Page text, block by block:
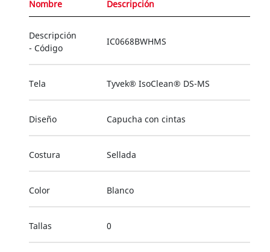
Nombre Descripción
Descripción
- Código
IC0668BWHMS
Tela Tyvek® IsoClean® DS-MS
Diseño Capucha con cintas
Costura Sellada
Color Blanco
Tallas 0